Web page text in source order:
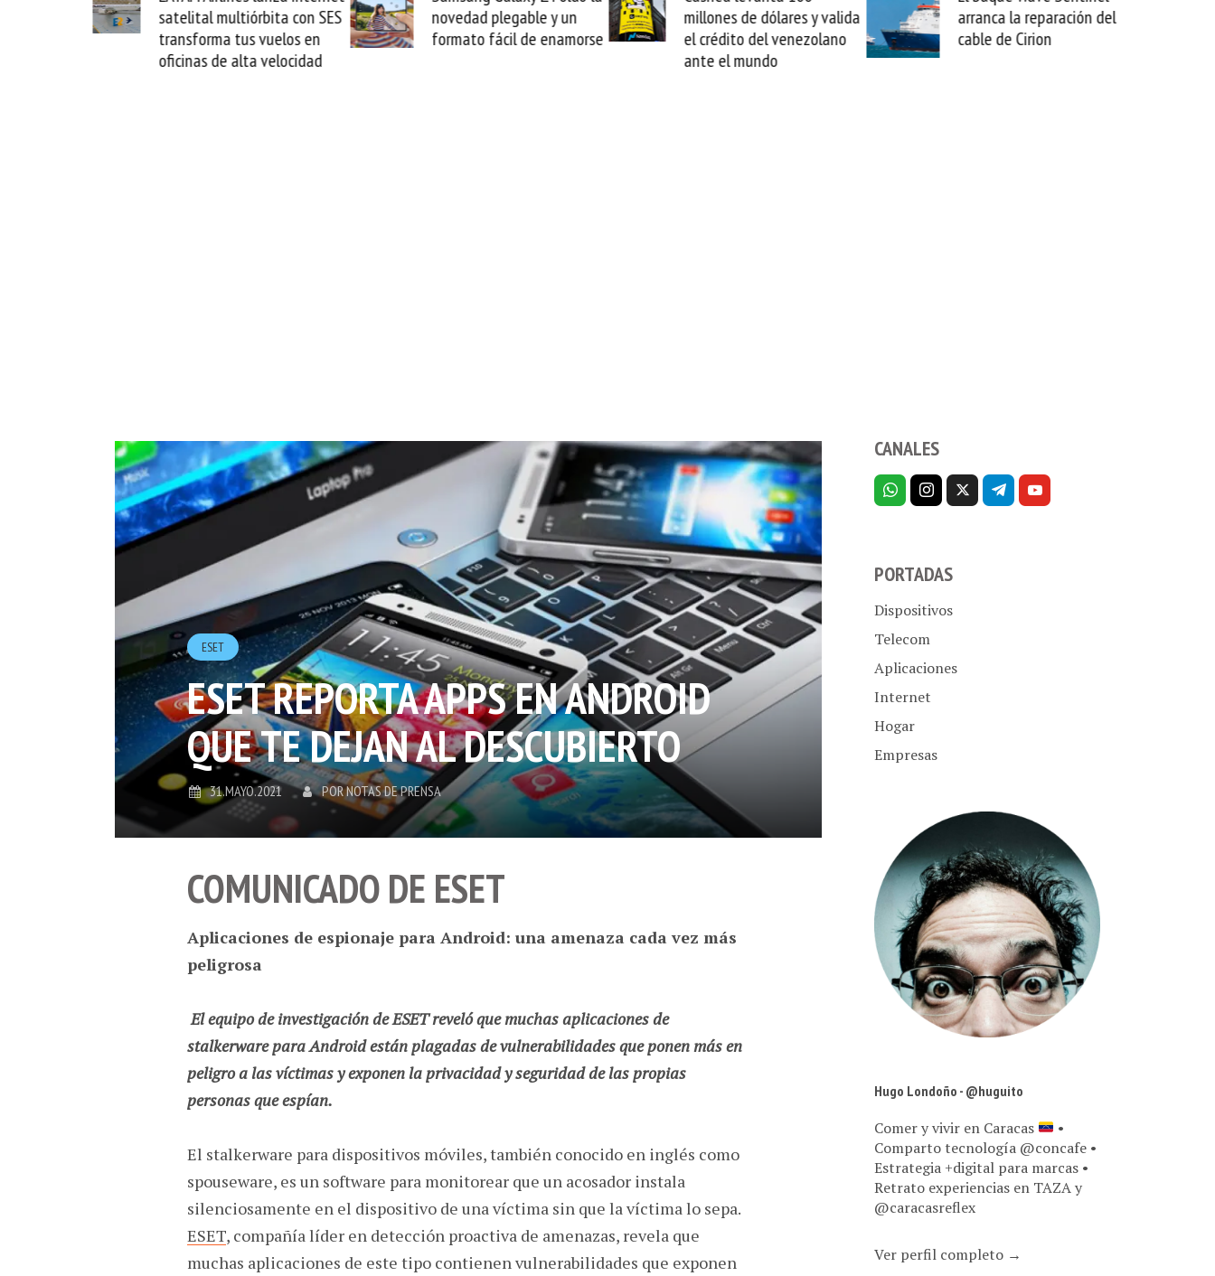
satelital multiórbita con SES
transforma tus vuelos en
oficinas de alta velocidad
novedad plegable y un
formato fácil de enamorse
millones de dólares y valida
el crédito del venezolano
ante el mundo
arranca la reparación del
cable de Cirion
ESET
ESET REPORTA APPS EN ANDROID
QUE TE DEJAN AL DESCUBIERTO
31.MAYO.2021 PORNOTAS DE PRENSA
COMUNICADO DE ESET
Aplicaciones de espionaje para Android: una amenaza cada vez más
peligrosa
El equipo de investigación de ESET reveló que muchas aplicaciones de
stalkerware para Android están plagadas de vulnerabilidades que ponen más en
peligro a las víctimas y exponen la privacidad y seguridad de las propias
personas que espían.
El stalkerware para dispositivos móviles, también conocido en inglés como
spouseware, es un software para monitorear que un acosador instala
silenciosamente en el dispositivo de una víctima sin que la víctima lo sepa.
ESET, compañía líder en detección proactiva de amenazas, revela que
muchas aplicaciones de este tipo contienen vulnerabilidades que exponen
CANALES
PORTADAS
Dispositivos
Telecom
Aplicaciones
Internet
Hogar
Empresas
Hugo Londoño - @huguito
Comer y vivir en Caracas
•
Comparto tecnología @concafe •
Estrategia +digital para marcas •
Retrato experiencias en TAZA y
@caracasreflex
Ver perfil completo →